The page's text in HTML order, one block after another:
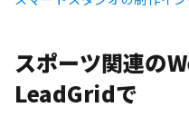
スポーツ関連の
LeadGridで